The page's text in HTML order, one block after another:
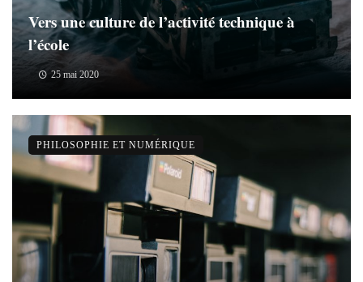
Vers une culture de l’activité technique à
l’école
25 mai 2020
PHILOSOPHIE ET NUMÉRIQUE